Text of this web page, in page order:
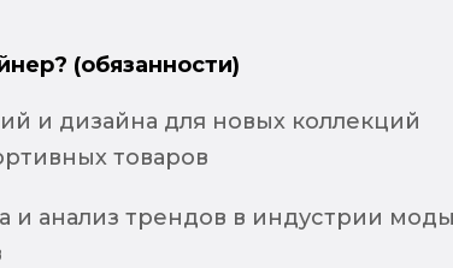
(обязанности)
и дизайна для новых коллекций
товаров
и анализ трендов в индустрии